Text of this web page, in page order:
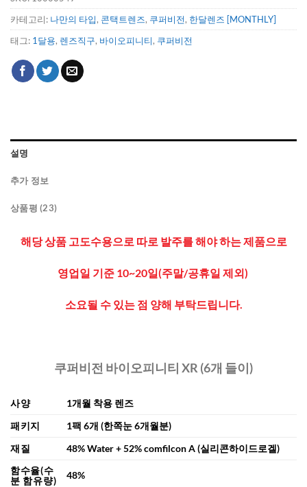
카테고리: 나만의 타입, 콘택트렌즈, 쿠퍼비전, 한달렌즈 [MONTHLY]
태그: 1달용, 렌즈직구, 바이오피니티, 쿠퍼비전
설명
추가 정보
상품평 (23)
해당 상품 고도수용으로 따로 발주를 해야 하는 제품으로
영업일 기준 10~20일(주말/공휴일 제외)
소요될 수 있는 점 양해 부탁드립니다.
쿠퍼비전 바이오피니티 XR (6개 들이)
사양
1개월 착용 렌즈
패키지
1팩 6개 (한쪽눈 6개월분)
재질
48% Water + 52% comfilcon A (실리콘하이드로겔)
함수율(수
분 함유량)
48%